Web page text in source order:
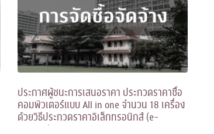
ประกาศผู้ชนะการเสนอราคา ประกวดราคาซื้อ
คอมพิวเตอร์แบบ All in one จำนวน 18 เครื่อง
ด้วยวิธีประกวดราคาอิเล็กทรอนิกส์ (e-
bidding)